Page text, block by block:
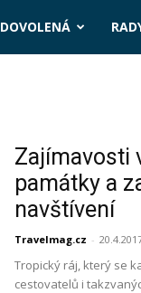
DOVOLENÁ
Zajímavosti
památky a
navštívení
Travelmag.cz -
Tropický ráj, který se
cestovatelů i